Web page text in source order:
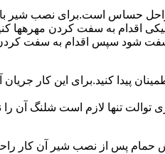
حساس است.برای نصب شیر باید
اقدام به سفت کردن
سفت شود سپس اقدام به سفت
کنید.برای این کار جریان آب
تنها لازم است شلنگ آن
پس از نصب شیر آن کار